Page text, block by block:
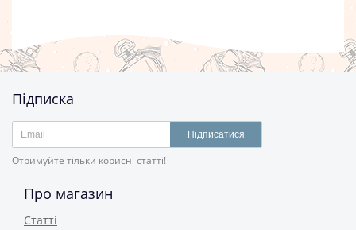
Підписка
Підписатися
Отримуйте тільки корисні статті!
Про магазин
Статті